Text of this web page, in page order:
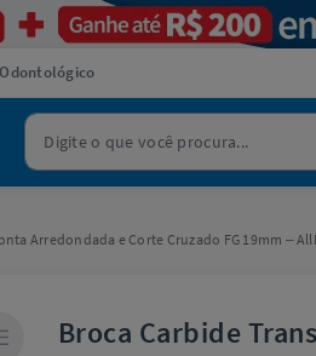
Arredondada e Corte Cruzado FG 19mm –
Broca Carbide